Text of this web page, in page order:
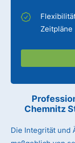
Zeitpläne
Chemnitz
Die Integrität und